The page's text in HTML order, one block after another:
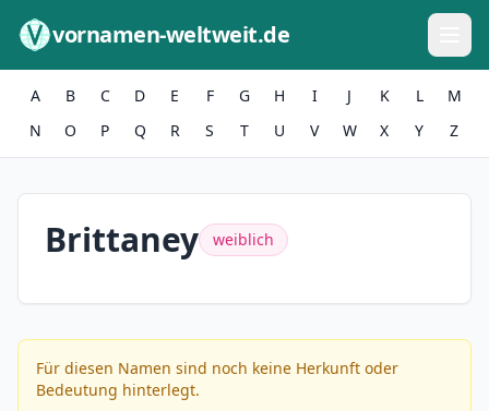
vornamen-weltweit.de
A B C D E F G H I J K L
M
N
O P Q R S T U V W X Y Z
Brittaney weiblich
Für diesen Namen sind noch keine Herkunft oder
Bedeutung hinterlegt.